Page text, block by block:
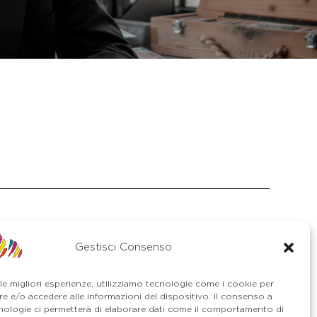
Gestisci Consenso
migliori esperienze, utilizziamo tecnologie come i cookie per
e/o accedere alle informazioni del dispositivo. Il consenso a
ci permetterà di elaborare dati come il comportamento di
32045 S. Stefano di Cadore - Comelico
(BL)
Tel. 0435 420345